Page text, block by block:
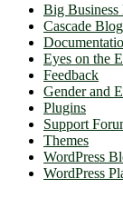
Big Business
Cascade Blog
Eyes on the
Feedback
Gender and
Plugins
Support
Themes
WordPress
WordPress